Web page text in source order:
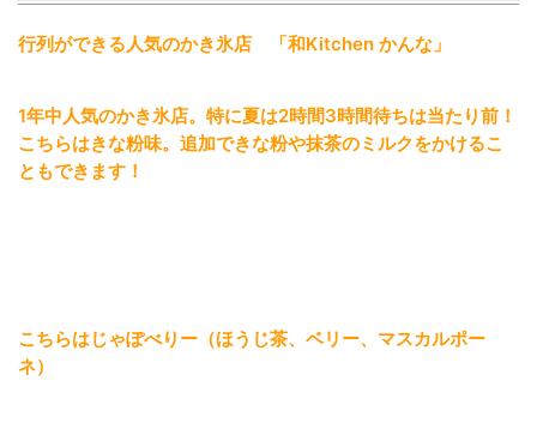
行列ができる人気のかき氷店 「和Kitchen かんな」
1年中人気のかき氷店。特に夏は2時間3時間待ちは当たり前！
こちらはきな粉味。追加できな粉や抹茶のミルクをかけるこ
ともできます！
こちらはじゃぽべりー（ほうじ茶、ベリー、マスカルポー
ネ）